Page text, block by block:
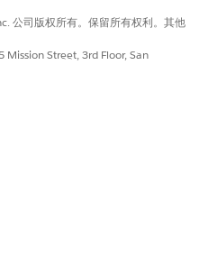
生效。
公司版权所有。保留所有权利。其他
Mission Street, 3rd Floor, San